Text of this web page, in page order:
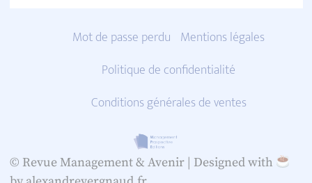
Mot de passe perdu Mentions légales
Politique de confidentialité
Conditions générales de ventes
© Revue Management & Avenir | Designed with